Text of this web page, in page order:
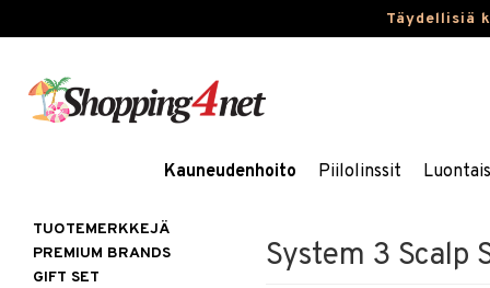
Täydellisiä
Kauneudenhoito Piilolinssit
System 3 Scalp
TUOTEMERKKEJÄ
PREMIUM BRANDS
GIFT SET